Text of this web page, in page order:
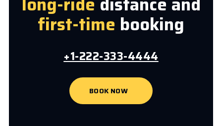
first-time booking
+1-222-333-4444
BOOK NOW